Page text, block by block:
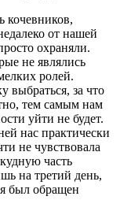
кочевников,
от нашей
охраняли.
не являлись
ролей.
за что
тем самым нам
уйти не будет.
нас практически
не чувствовала
часть
на третий день,
был обращен